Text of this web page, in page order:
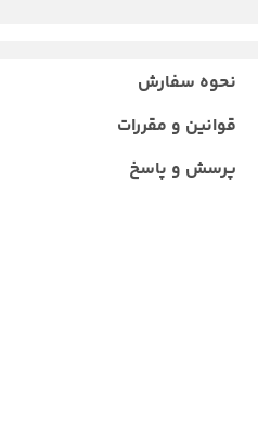
نحوه سفارش
قوانین و مقررات
پرسش و پاسخ